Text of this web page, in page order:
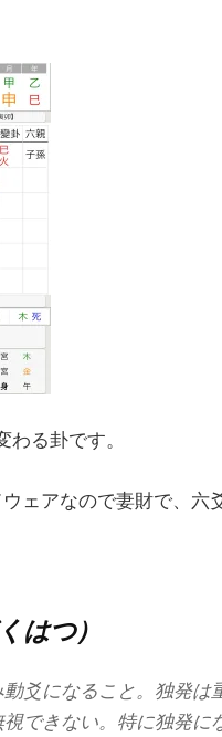
わる卦です。
ェアなので妻財で、六
はつ）
爻になること。独発
できない。特に独発